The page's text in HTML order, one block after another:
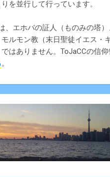
を並行して行っています。
、エホバの証人（ものみの塔）
ルモン教（末日聖徒イエス・
はありません。ToJaCCの信
。